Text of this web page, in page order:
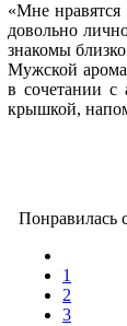
«Мне нравятся
довольно
знакомы
Мужской
в сочетании
крышкой,
Понравилась
1
2
3